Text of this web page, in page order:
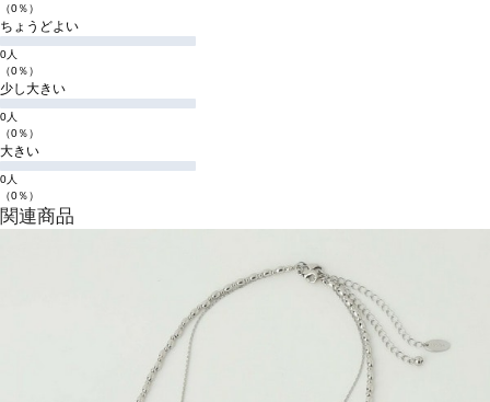
（0％）
ちょうどよい
0人
（0％）
少し大きい
0人
（0％）
大きい
0人
（0％）
関連商品